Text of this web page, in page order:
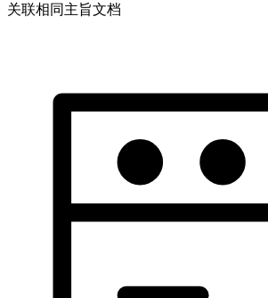
关联相同主旨文档